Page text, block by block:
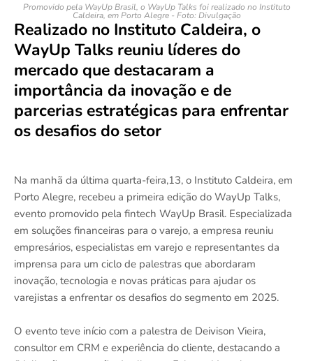
Promovido pela WayUp Brasil, o WayUp Talks foi realizado no Instituto
Caldeira, em Porto Alegre - Foto: Divulgação
Realizado no Instituto Caldeira, o
WayUp Talks reuniu líderes do
mercado que destacaram a
importância da inovação e de
parcerias estratégicas para enfrentar
os desafios do setor
Na manhã da última quarta-feira,13, o Instituto Caldeira, em
Porto Alegre, recebeu a primeira edição do WayUp Talks,
evento promovido pela fintech WayUp Brasil. Especializada
em soluções financeiras para o varejo, a empresa reuniu
empresários, especialistas em varejo e representantes da
imprensa para um ciclo de palestras que abordaram
inovação, tecnologia e novas práticas para ajudar os
varejistas a enfrentar os desafios do segmento em 2025.
O evento teve início com a palestra de Deivison Vieira,
consultor em CRM e experiência do cliente, destacando a